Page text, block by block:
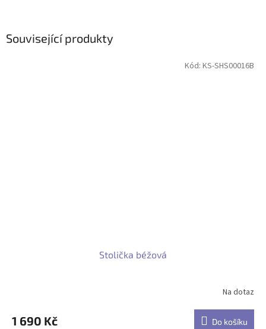
Související produkty
Stolička béžová
Na dotaz
1 690 Kč Do košíku
Kód: KS-SHS00016B